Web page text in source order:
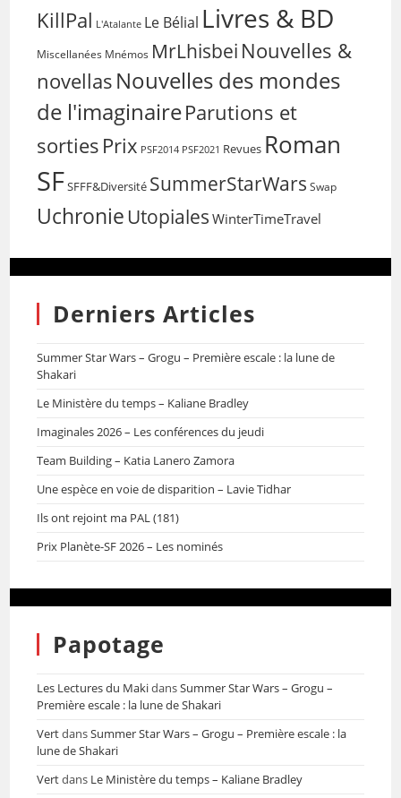
KillPal L'Atalante Le Bélial Livres & BD
Miscellanées Mnémos MrLhisbei Nouvelles &
novellas Nouvelles des mondes
de l'imaginaireParutions et
sorties Prix PSF2014 PSF2021 Revues Roman
SFSFFF&Diversité SummerStarWars Swap
Uchronie Utopiales WinterTimeTravel
Derniers Articles
Summer Star Wars – Grogu – Première escale : la lune de
Shakari
Le Ministère du temps – Kaliane Bradley
Imaginales 2026 – Les conférences du jeudi
Team Building – Katia Lanero Zamora
Une espèce en voie de disparition – Lavie Tidhar
Ils ont rejoint ma PAL (181)
Prix Planète-SF 2026 – Les nominés
Papotage
Les Lectures du MakidansSummer Star Wars – Grogu –
Première escale : la lune de Shakari
VertdansSummer Star Wars – Grogu – Première escale : la
lune de Shakari
Vertdans Le Ministère du temps – Kaliane Bradley